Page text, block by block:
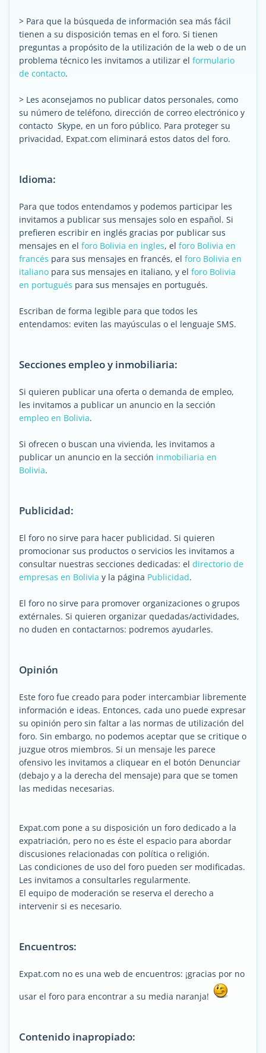
> Para que la búsqueda de información sea más fácil
tienen a su disposición temas en el foro. Si tienen
preguntas a propósito de la utilización de la web o de un
problema técnico les invitamos a utilizar el formulario
de contacto.
> Les aconsejamos no publicar datos personales, como
su número de teléfono, dirección de correo electrónico y
contacto Skype, en un foro público. Para proteger su
privacidad, Expat.com eliminará estos datos del foro.
Idioma:
Para que todos entendamos y podemos participar les
invitamos a publicar sus mensajes solo en español. Si
prefieren escribir en inglés gracias por publicar sus
mensajes en el foro Bolivia en ingles, el foro Bolivia en
francés para sus mensajes en francés, el foro Bolivia en
italiano para sus mensajes en italiano, y el foro Bolivia
en portugués para sus mensajes en portugués.
Escriban de forma legible para que todos les
entendamos: eviten las mayúsculas o el lenguaje SMS.
Secciones empleo y inmobiliaria:
Si quieren publicar una oferta o demanda de empleo,
les invitamos a publicar un anuncio en la sección
empleo en Bolivia.
Si ofrecen o buscan una vivienda, les invitamos a
publicar un anuncio en la sección inmobiliaria en
Bolivia.
Publicidad:
El foro no sirve para hacer publicidad. Si quieren
promocionar sus productos o servicios les invitamos a
consultar nuestras secciones dedicadas: el directorio de
empresas en Bolivia y la página Publicidad.
El foro no sirve para promover organizaciones o grupos
extérnales. Si quieren organizar quedadas/actividades,
no duden en contactarnos: podremos ayudarles.
Opinión
Este foro fue creado para poder intercambiar libremente
información e ideas. Entonces, cada uno puede expresar
su opinión pero sin faltar a las normas de utilización del
foro. Sin embargo, no podemos aceptar que se critique o
juzgue otros miembros. Si un mensaje les parece
ofensivo les invitamos a cliquear en el botón Denunciar
(debajo y a la derecha del mensaje) para que se tomen
las medidas necesarias.
Expat.com pone a su disposición un foro dedicado a la
expatriación, pero no es éste el espacio para abordar
discusiones relacionadas con política o religión.
Las condiciones de uso del foro pueden ser modificadas.
Les invitamos a consultarles regularmente.
El equipo de moderación se reserva el derecho a
intervenir si es necesario.
Encuentros:
Expat.com no es una web de encuentros: ¡gracias por no
usar el foro para encontrar a su media naranja!
Contenido inapropiado: